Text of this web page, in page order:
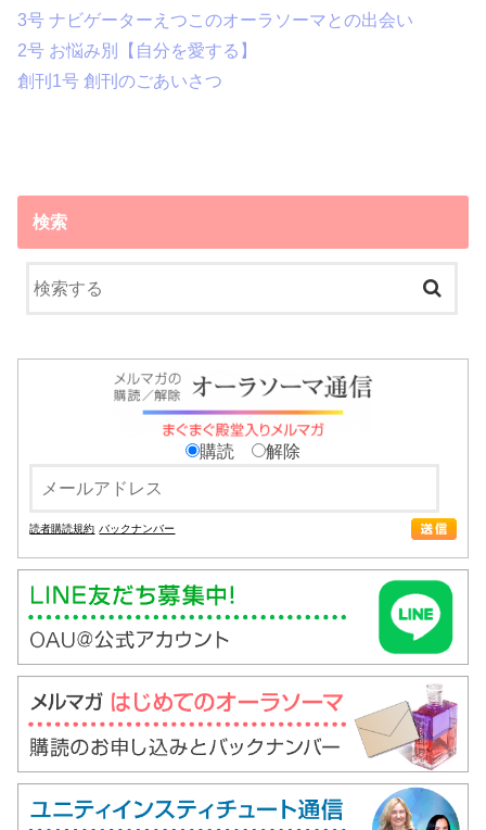
3号 ナビゲーターえつこのオーラソーマとの出会い
2号 お悩み別【自分を愛する】
創刊1号 創刊のごあいさつ
検索
購読 解除
読者購読規約 バックナンバー